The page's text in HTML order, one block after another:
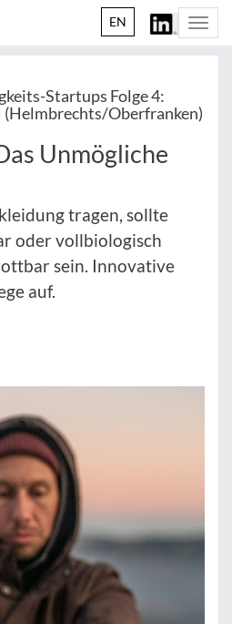
EN
Startups Folge 4:
(Helmbrechts/Oberfranken)
Unmögliche
tragen, sollte
oder vollbiologisch
sein. Innovative
auf.